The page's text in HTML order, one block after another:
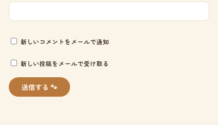
新しいコメントをメールで通知
新しい投稿をメールで受け取る